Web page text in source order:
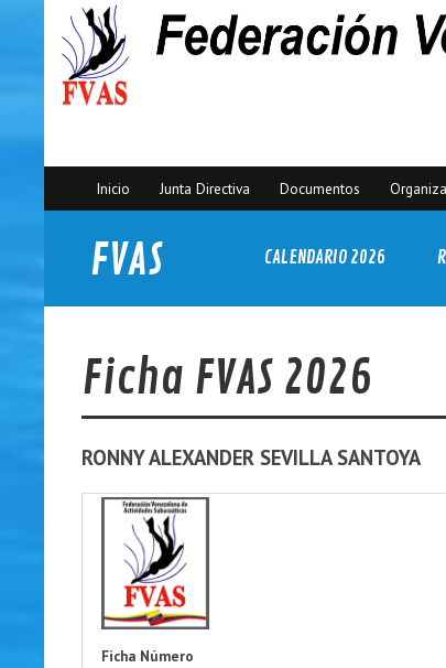
Inicio Junta Directiva Documentos
FVAS
Federación Venezolana de Actividades
CALENDARIO 2026
Ficha FVAS 2026
RONNY ALEXANDER SEVILLA SANTOYA
Ficha Número